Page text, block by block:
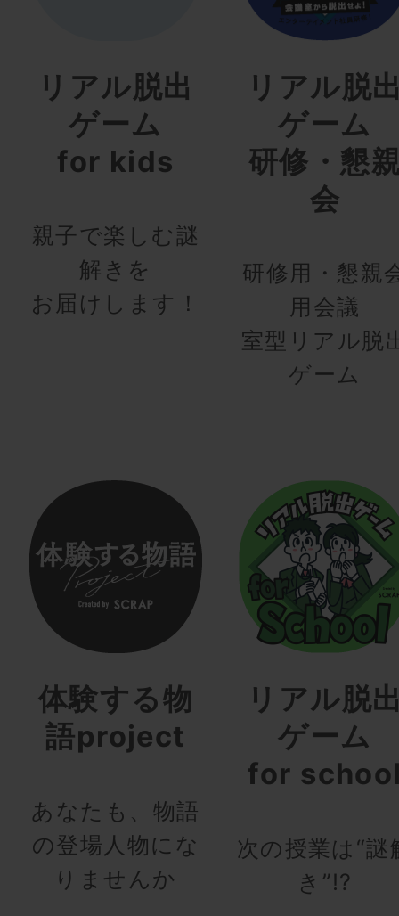
リアル脱出
ゲーム
for kids
親子で楽しむ謎
解きを
お届けします！
リアル脱
ゲーム
研修・懇
会
研修用・懇親
用会議
室型リアル脱
ゲーム
体験する物
語project
あなたも、物語
の登場人物にな
りませんか
リアル脱
ゲーム
for
次の授業は“謎
き”!?